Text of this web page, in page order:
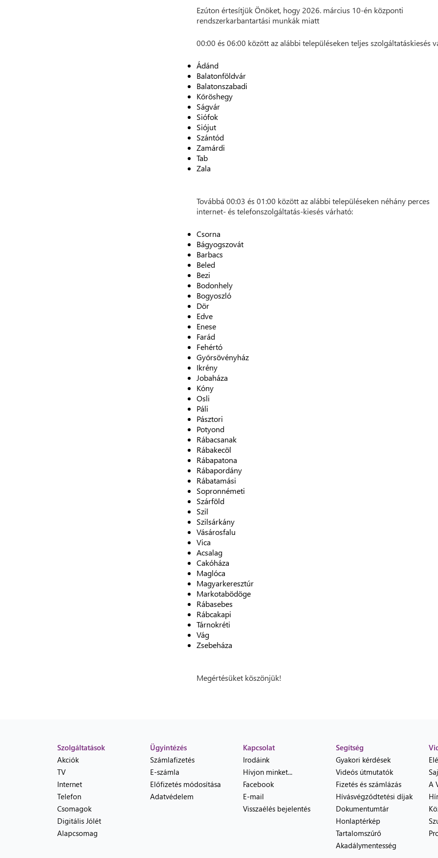
Ezúton értesítjük Önöket, hogy 2026. március 10-én központi
rendszerkarbantartási munkák miatt
00:00 és 06:00 között az alábbi településeken teljes szolgáltatáskiesés
Ádánd
Balatonföldvár
Balatonszabadi
Kőröshegy
Ságvár
Siófok
Siójut
Szántód
Zamárdi
Tab
Zala
Továbbá 00:03 és 01:00 között az alábbi településeken néhány perces
internet- és telefonszolgáltatás-kiesés várható:
Csorna
Bágyogszovát
Barbacs
Beled
Bezi
Bodonhely
Bogyoszló
Dör
Edve
Enese
Farád
Fehértó
Győrsövényház
Ikrény
Jobaháza
Kóny
Osli
Páli
Pásztori
Potyond
Rábacsanak
Rábakecöl
Rábapatona
Rábapordány
Rábatamási
Sopronnémeti
Szárföld
Szil
Szilsárkány
Vásárosfalu
Vica
Acsalag
Cakóháza
Maglóca
Magyarkeresztúr
Markotabödöge
Rábasebes
Rábcakapi
Tárnokréti
Vág
Zsebeháza
Megértésüket köszönjük!
Szolgáltatások
Akciók
TV
Internet
Telefon
Csomagok
Digitális Jólét
Alapcsomag
Ügyintézés
Számlafizetés
E-számla
Előfizetés módosítása
Adatvédelem
Kapcsolat
Irodáink
Hívjon minket...
Facebook
E-mail
Visszaélés bejelentés
Segítség
Gyakori kérdések
Videós útmutatók
Fizetés és számlázás
Hívásvégződtetési díjak
Dokumentumtár
Honlaptérkép
Tartalomszűrő
Akadálymentesség
A